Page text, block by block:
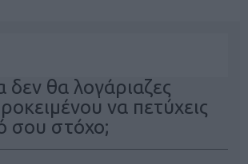
δεν θα λογάριαζες
να πετύχεις
σου στόχο;